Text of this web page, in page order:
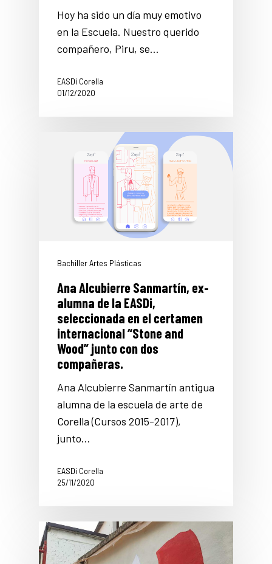
Hoy ha sido un día muy emotivo
en la Escuela. Nuestro querido
compañero, Piru, se…
EASDi Corella
01/12/2020
Bachiller Artes Plásticas
Ana Alcubierre Sanmartín, ex-
alumna de la EASDi,
seleccionada en el certamen
internacional “Stone and
Wood” junto con dos
compañeras.
Ana Alcubierre Sanmartín antigua
alumna de la escuela de arte de
Corella (Cursos 2015-2017),
junto…
EASDi Corella
25/11/2020